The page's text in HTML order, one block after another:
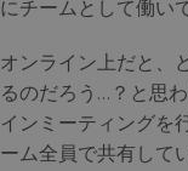
にチームとして働い
オンライン上だと、
るのだろう…？と思
インミーティングを
ーム全員で共有して